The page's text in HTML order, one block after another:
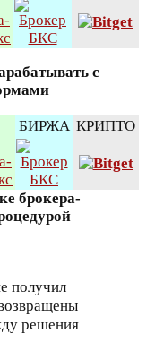
с
БИРЖА КРИПТО
брокера-
получил
решения